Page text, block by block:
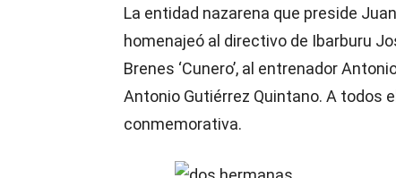
La entidad nazarena que preside
homenajeó al directivo de Ibarburu
Brenes ‘Cunero’, al entrenador
Antonio Gutiérrez Quintano. A todos
conmemorativa.